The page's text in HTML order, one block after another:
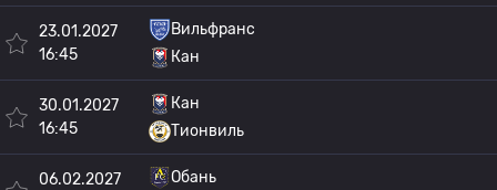
23.01.2027
16:45
Вильфранс
Кан
30.01.2027
16:45
Кан
Тионвиль
06.02.2027
Обань